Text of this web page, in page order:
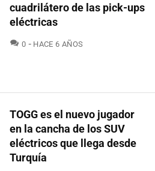
cuadrilátero de las pick-ups
eléctricas
0 COMENTARIOS
HACE 6 AÑOS
TOGG es el nuevo jugador
en la cancha de los SUV
eléctricos que llega desde
Turquía